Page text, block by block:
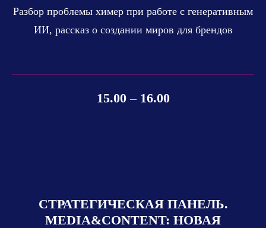
Разбор проблемы химер при работе с генеративным
ИИ, рассказ о создании миров для брендов
15.00 – 16.00
СТРАТЕГИЧЕСКАЯ ПАНЕЛЬ.
MEDIA&CONTENT: НОВАЯ